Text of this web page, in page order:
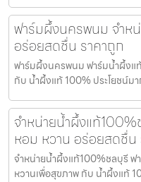
ฟาร์มผึ้งนครพนม จำห
อร่อยสดชื่น ราคาถูก
ฟาร์มผึ้งนครพนม ฟาร์มน้ำผึ้งแ
กับ น้ำผึ้งแท้ 100% ประโยชน์ม
จำหน่ายน้ำผึ้งแท้
หอม หวาน อร่อยสดชื่น
จำหน่ายน้ำผึ้งแท้100%ชลบุรี ฟ
หวานเพื่อสุขภาพ กับ น้ำผึ้งแท้